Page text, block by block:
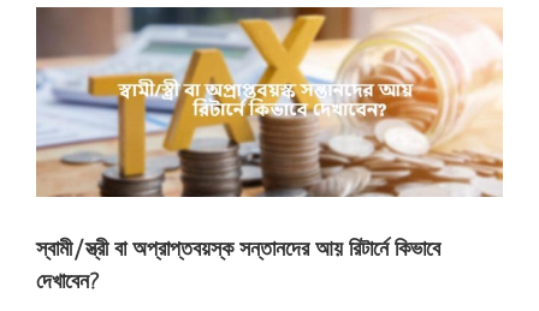
স্বামী/স্ত্রী বা অপ্রাপ্তবয়স্ক সন্তানদের আয় রিটার্নে কিভাবে
দেখাবেন?